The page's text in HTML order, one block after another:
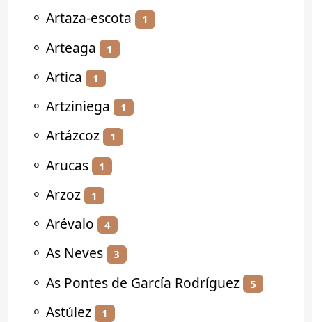
⚬ Artaza-escota 1
⚬ Arteaga 1
⚬ Artica 1
⚬ Artziniega 1
⚬ Artázcoz 1
⚬ Arucas 1
⚬ Arzoz 1
⚬ Arévalo 4
⚬ As Neves 3
⚬ As Pontes de García Rodríguez 5
⚬ Astúlez 1